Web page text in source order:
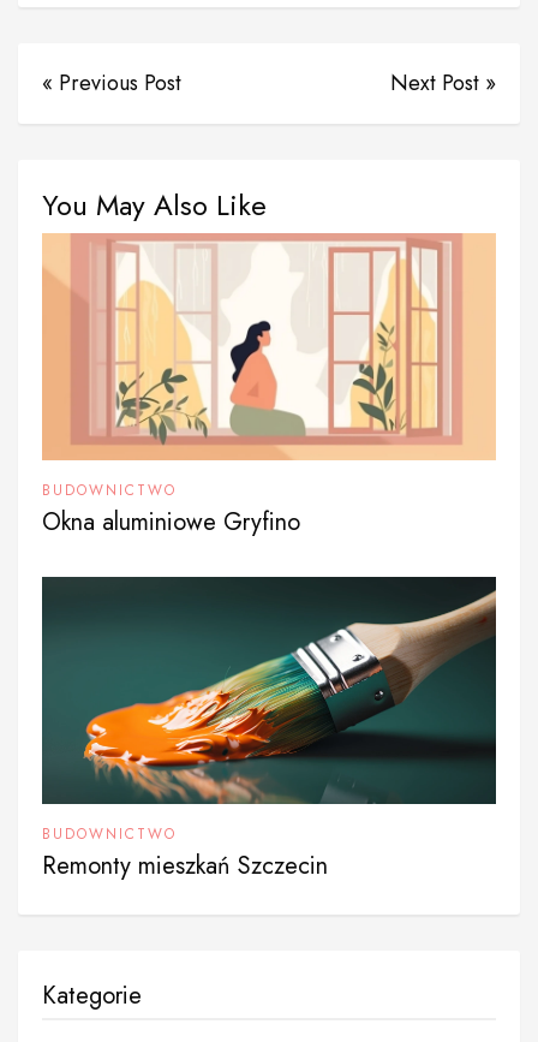
« Previous Post Next Post »
You May Also Like
BUDOWNICTWO
Okna aluminiowe Gryfino
BUDOWNICTWO
Remonty mieszkań Szczecin
Kategorie